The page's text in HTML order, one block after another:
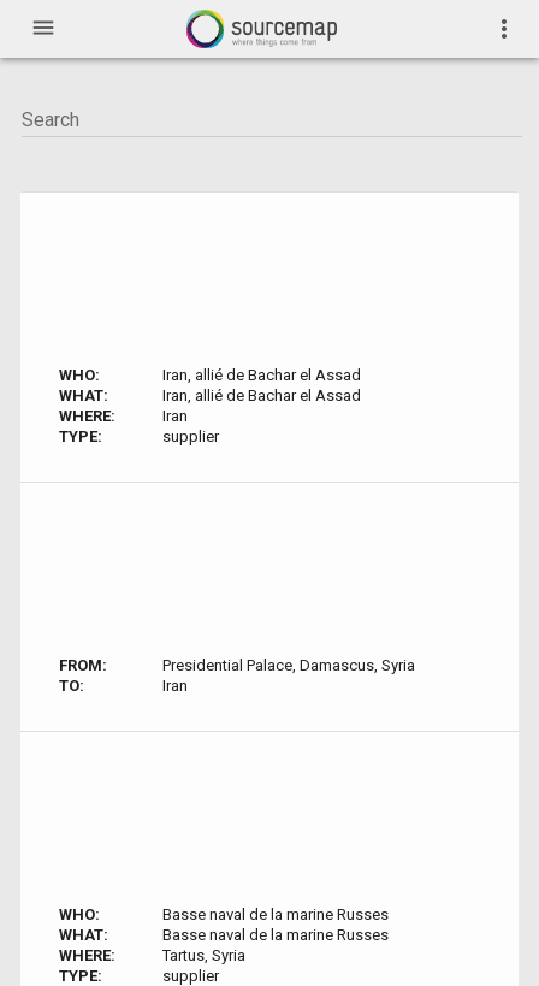
menu more_vert
WHO:
Iran, allié de Bachar el Assad
WHAT:
Iran, allié de Bachar el Assad
WHERE:
Iran
TYPE:
supplier
FROM:
Presidential Palace, Damascus, Syria
TO:
Iran
WHO:
Basse naval de la marine Russes
WHAT:
Basse naval de la marine Russes
WHERE:
Tartus‎, Syria
TYPE:
supplier